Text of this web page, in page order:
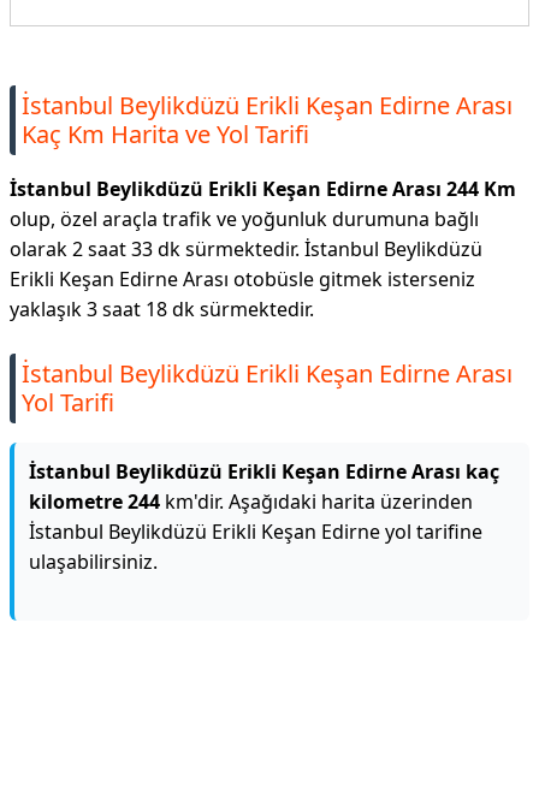
İstanbul Beylikdüzü Erikli Keşan Edirne Arası
Kaç Km Harita ve Yol Tarifi
İstanbul Beylikdüzü Erikli Keşan Edirne Arası 244 Km
olup, özel araçla trafik ve yoğunluk durumuna bağlı
olarak 2 saat 33 dk sürmektedir. İstanbul Beylikdüzü
Erikli Keşan Edirne Arası otobüsle gitmek isterseniz
yaklaşık 3 saat 18 dk sürmektedir.
İstanbul Beylikdüzü Erikli Keşan Edirne Arası
Yol Tarifi
İstanbul Beylikdüzü Erikli Keşan Edirne Arası kaç
kilometre 244 km'dir. Aşağıdaki harita üzerinden
İstanbul Beylikdüzü Erikli Keşan Edirne yol tarifine
ulaşabilirsiniz.